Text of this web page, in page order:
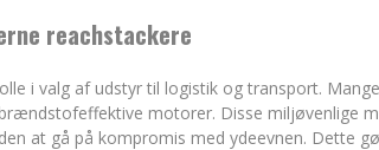
reachstackere
i valg af udstyr til logistik og transport.
motorer. Disse miljøvenlige
at gå på kompromis med ydeevnen. Dette